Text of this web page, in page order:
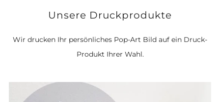
Unsere Druckprodukte
Wir drucken Ihr persönliches Pop-Art Bild auf ein Druck-
Produkt Ihrer Wahl.